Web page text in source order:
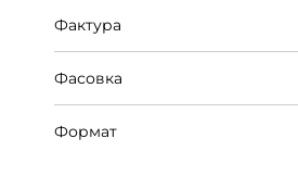
Фактура
Фасовка
Формат